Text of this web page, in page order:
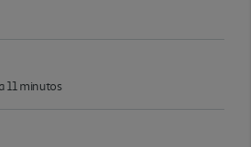
11 minutos